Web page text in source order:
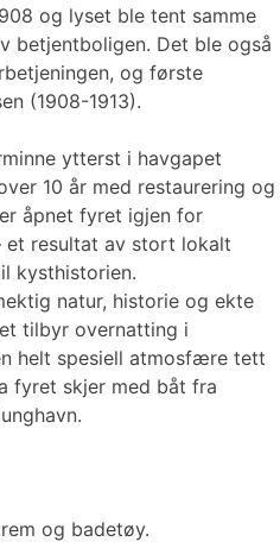
og lyset ble tent samme
betjentboligen. Det ble også
og første
(1908-1913).
ytterst i havgapet
10 år med restaurering og
åpnet fyret igjen for
et resultat av stort lokalt
kysthistorien.
natur, historie og ekte
tilbyr overnatting i
helt spesiell atmosfære tett
fyret skjer med båt fra
og badetøy.